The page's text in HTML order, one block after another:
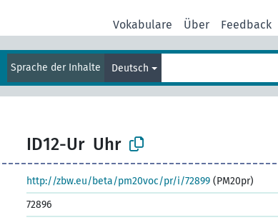
Vokabulare Über Feedback
Sprache der Inhalte Deutsch
ID12-Ur Uhr
http://zbw.eu/beta/pm20voc/pr/i/72899 (PM20pr)
72896